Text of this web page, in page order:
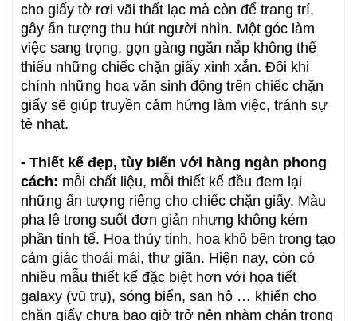
cho giấy tờ rơi vãi thất lạc mà còn để trang trí,
gây ấn tượng thu hút người nhìn. Một góc làm
việc sang trọng, gọn gàng ngăn nắp không thể
thiếu những chiếc chặn giấy xinh xắn. Đôi khi
chính những hoa văn sinh động trên chiếc chặn
giấy sẽ giúp truyền cảm hứng làm việc, tránh sự
tẻ nhạt.
- Thiết kế đẹp, tùy biến với hàng ngàn phong
cách: mỗi chất liệu, mỗi thiết kế đều đem lại
những ấn tượng riêng cho chiếc chặn giấy. Màu
pha lê trong suốt đơn giản nhưng không kém
phần tinh tế. Hoa thủy tinh, hoa khô bên trong tạo
cảm giác thoải mái, thư giãn. Hiện nay, còn có
nhiều mẫu thiết kế đặc biệt hơn với họa tiết
galaxy (vũ trụ), sóng biển, san hô … khiến cho
chặn giấy chưa bao giờ trở nên nhàm chán trong